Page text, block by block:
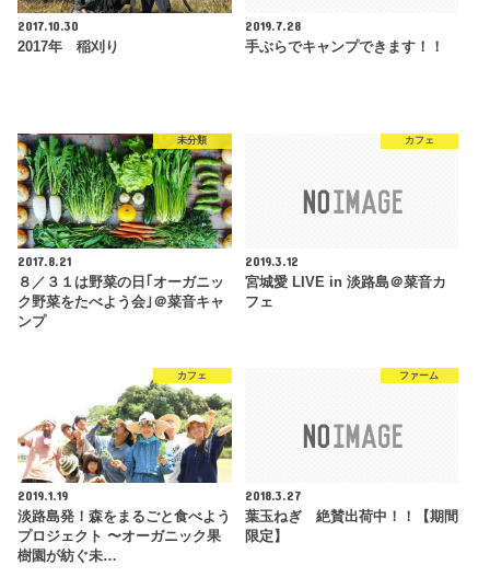
2017.10.30
2017年 稲刈り
2019.7.28
手ぶらでキャンプできます！！
未分類
2017.8.21
８／３１は野菜の日｢オーガニッ
ク野菜をたべよう会｣＠菜音キャ
ンプ
カフェ
2019.3.12
宮城愛 LIVE in 淡路島＠菜音カ
フェ
カフェ
2019.1.19
淡路島発！森をまるごと食べよう
プロジェクト 〜オーガニック果
樹園が紡ぐ未…
ファーム
2018.3.27
葉玉ねぎ 絶賛出荷中！！【期間
限定】